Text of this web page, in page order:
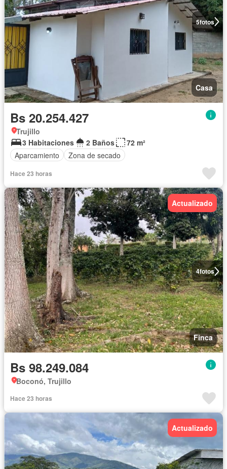
5fotos
Casa
Bs 20.254.427
Trujillo
3 Habitaciones
2 Baños
72 m²
Aparcamiento
Zona de secado
Hace 23 horas
4fotos
Actualizado
Finca
Bs 98.249.084
Boconó, Trujillo
Hace 23 horas
Actualizado